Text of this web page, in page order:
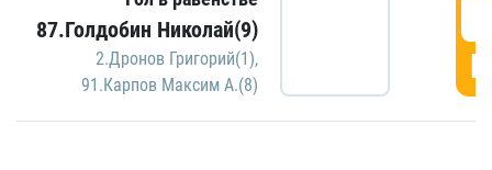
87.Голдобин Николай(9)
2.Дронов Григорий(1),
91.Карпов Максим А.(8)